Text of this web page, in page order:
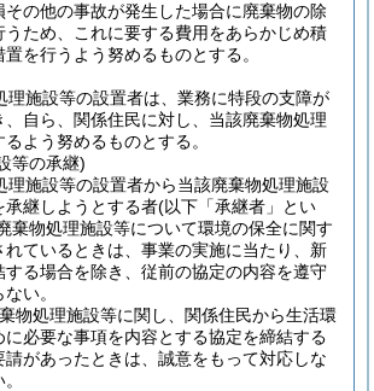
その他の事故が発生した場合に廃棄物の除
うため、これに要する費用をあらかじめ積
を行うよう努めるものとする。
理施設等の設置者は、業務に特段の支障が
、自ら、関係住民に対し、当該廃棄物処理
よう努めるものとする。
等の承継)
理施設等の設置者から当該廃棄物処理施設
承継しようとする者(以下「承継者」とい
棄物処理施設等について環境の保全に関す
れているときは、事業の実施に当たり、新
する場合を除き、従前の協定の内容を遵守
い。
物処理施設等に関し、関係住民から生活環
に必要な事項を内容とする協定を締結する
請があったときは、誠意をもって対応しな